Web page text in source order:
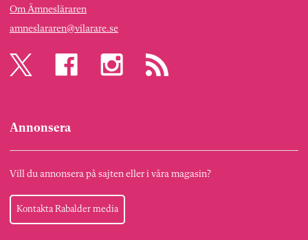
Om Ämnesläraren
amneslararen@vilarare.se
Annonsera
Vill du annonsera på sajten eller i våra magasin?
Kontakta Rabalder media